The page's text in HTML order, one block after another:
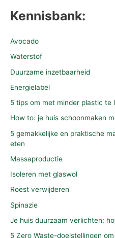
Kennisbank:
Avocado
Waterstof
Duurzame inzetbaarheid
Energielabel
5 tips om met minder plastic te
How to: je huis schoonmaken
5 gemakkelijke en praktische
eten
Massaproductie
Isoleren met glaswol
Roest verwijderen
Spinazie
Je huis duurzaam verlichten:
5 Zero Waste-doelstellingen